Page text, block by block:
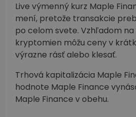
Live výmenný kurz Maple
mení, pretože transakcie
po celom svete. Vzhľadom
kryptomien môžu ceny v
výrazne rásť alebo klesať.
Trhová kapitalizácia Maple
hodnote Maple Finance
Maple Finance v obehu.